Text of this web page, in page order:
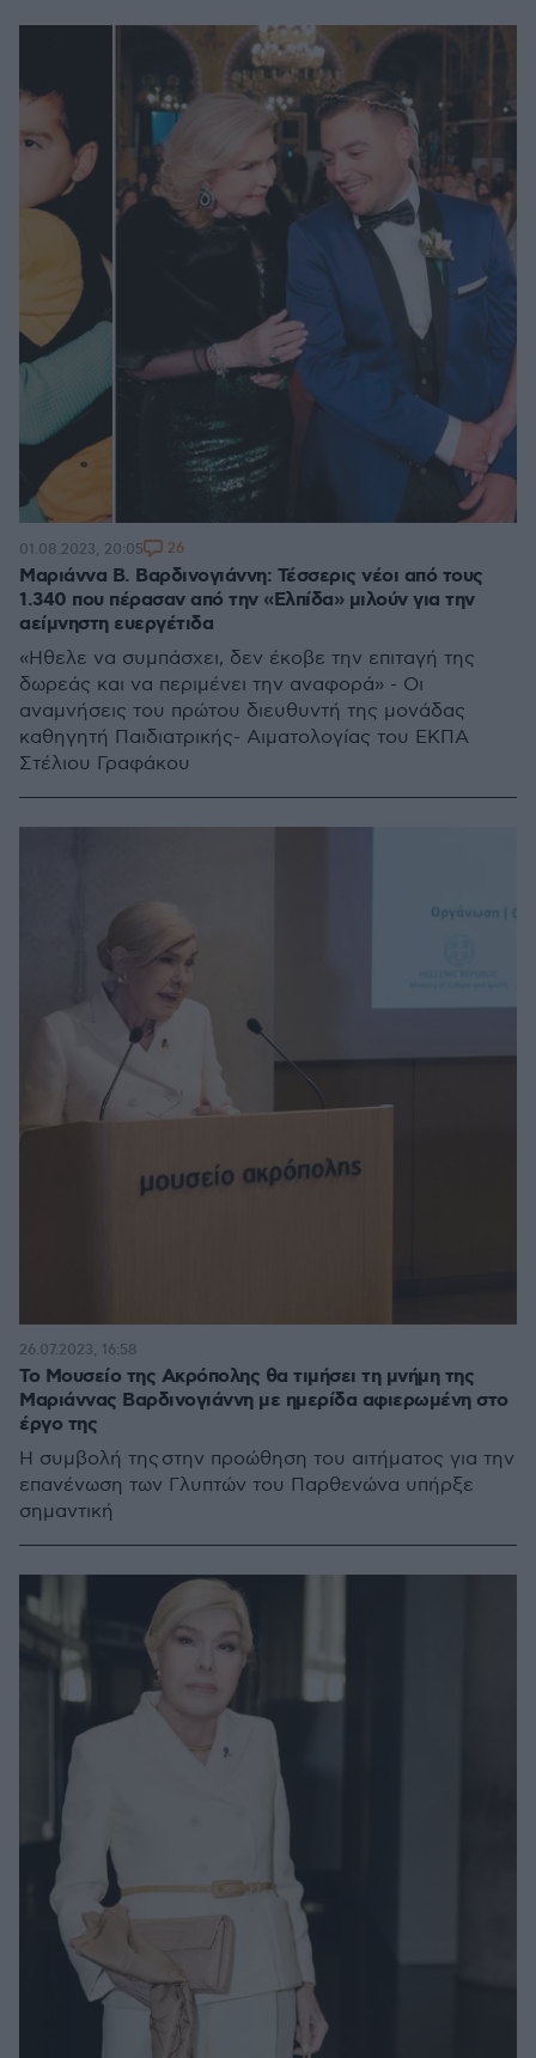
Μαριάννα Β. Βαρδινογιάννη: Τέσσερις νέοι από τους
1.340 που πέρασαν από την «Ελπίδα» μιλούν για την
αείμνηστη ευεργέτιδα
«Ηθελε να συμπάσχει, δεν έκοβε την επιταγή της
δωρεάς και να περιμένει την αναφορά» - Οι
αναμνήσεις του πρώτου διευθυντή της μονάδας
καθηγητή Παιδιατρικής- Αιματολογίας του ΕΚΠΑ
Στέλιου Γραφάκου
01.08.2023, 20:05 26
Το Μουσείο της Ακρόπολης θα τιμήσει τη μνήμη της
Μαριάννας Βαρδινογιάννη με ημερίδα αφιερωμένη στο
έργο της
Η συμβολή της στην προώθηση του αιτήματος για την
επανένωση των Γλυπτών του Παρθενώνα υπήρξε
σημαντική
26.07.2023, 16:58